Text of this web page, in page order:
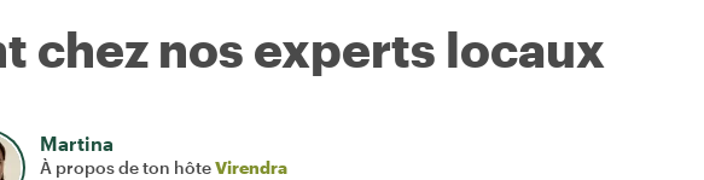
chez nos experts locaux
Martina
À propos de ton hôteVirendra